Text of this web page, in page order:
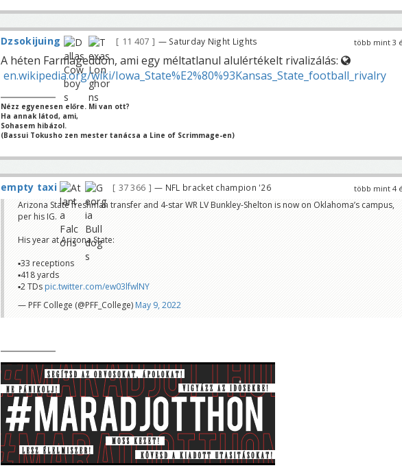
több mint 3
Dzsokijuing 11 407 — Saturday Night Lights
A héten Farmageddon, ami egy méltatlanul alulértékelt rivalizálás:
en.wikipedia.org/wiki/Iowa_State%E2%80%93Kansas_State_football_rivalry
Nézz egyenesen előre. Mi van ott?
Ha annak látod, ami,
Sohasem hibázol.
(Bassui Tokusho zen mester tanácsa a Line of Scrimmage-en)
több mint 4
empty taxi 37 366 — NFL bracket champion '26
Arizona State freshman transfer and 4-star WR LV Bunkley-Shelton is now on Oklahoma’s campus,
per his IG.
His year at Arizona State:
▪️33 receptions
▪️418 yards
▪️2 TDspic.twitter.com/ew03lfwlNY
— PFF College (@PFF_College)May 9, 2022